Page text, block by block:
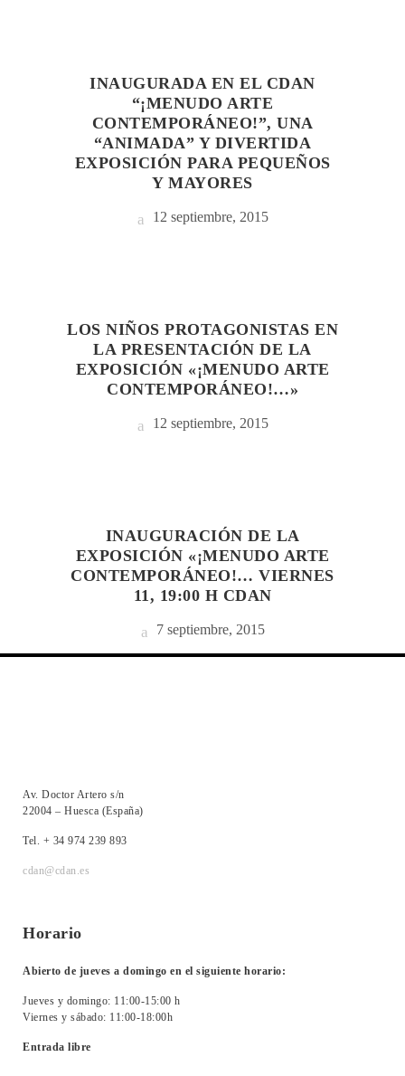
INAUGURADA EN EL CDAN
“¡MENUDO ARTE
CONTEMPORÁNEO!”, UNA
“ANIMADA” Y DIVERTIDA
EXPOSICIÓN PARA PEQUEÑOS
Y MAYORES
12 septiembre, 2015
LOS NIÑOS PROTAGONISTAS EN
LA PRESENTACIÓN DE LA
EXPOSICIÓN «¡MENUDO ARTE
CONTEMPORÁNEO!…»
12 septiembre, 2015
INAUGURACIÓN DE LA
EXPOSICIÓN «¡MENUDO ARTE
CONTEMPORÁNEO!… VIERNES
11, 19:00 H CDAN
7 septiembre, 2015
Av. Doctor Artero s/n
22004 – Huesca (España)
Tel. + 34 974 239 893
cdan@cdan.es
Horario
Abierto de jueves a domingo en el siguiente horario:
Jueves y domingo: 11:00-15:00 h
Viernes y sábado: 11:00-18:00h
Entrada libre